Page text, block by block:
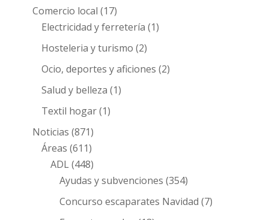
Comercio local (17)
Electricidad y ferretería (1)
Hosteleria y turismo (2)
Ocio, deportes y aficiones (2)
Salud y belleza (1)
Textil hogar(1)
Noticias (871)
Áreas (611)
ADL(448)
Ayudas y subvenciones (354)
Concurso escaparates Navidad (7)